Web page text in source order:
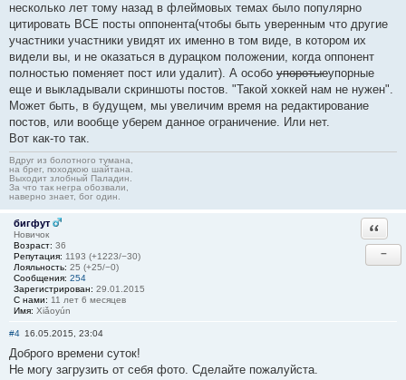
несколько лет тому назад в флеймовых темах было популярно
цитировать ВСЕ посты оппонента(чтобы быть уверенным что другие
участники участники увидят их именно в том виде, в котором их
видели вы, и не оказаться в дурацком положении, когда оппонент
полностью поменяет пост или удалит). А особо упоротыеупорные
еще и выкладывали скриншоты постов. "Такой хоккей нам не нужен".
Может быть, в будущем, мы увеличим время на редактирование
постов, или вообще уберем данное ограничение. Или нет.
Вот как-то так.
Вдруг из болотного тумана,
на брег, походкою шайтана.
Выходит злобный Паладин.
За что так негра обозвали,
наверно знает, бог один.
бигфут
Новичок
Возраст: 36
Репутация: 1193 (+1223/−30)
Лояльность: 25 (+25/−0)
Сообщения: 254
Зарегистрирован: 29.01.2015
С нами: 11 лет 6 месяцев
Имя: Xiǎoyún
−
#4 16.05.2015, 23:04
Доброго времени суток!
Не могу загрузить от себя фото. Сделайте пожалуйста.